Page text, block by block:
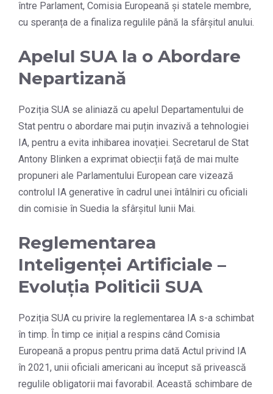
între Parlament, Comisia Europeană și statele membre,
cu speranța de a finaliza regulile până la sfârșitul anului.
Apelul SUA la o Abordare
Nepartizană
Poziția SUA se aliniază cu apelul Departamentului de
Stat pentru o abordare mai puțin invazivă a tehnologiei
IA, pentru a evita inhibarea inovației. Secretarul de Stat
Antony Blinken a exprimat obiecții față de mai multe
propuneri ale Parlamentului European care vizează
controlul IA generative în cadrul unei întâlniri cu oficiali
din comisie în Suedia la sfârșitul lunii Mai.
Reglementarea
Inteligenței Artificiale –
Evoluția Politicii SUA
Poziția SUA cu privire la reglementarea IA s-a schimbat
în timp. În timp ce inițial a respins când Comisia
Europeană a propus pentru prima dată Actul privind IA
în 2021, unii oficiali americani au început să privească
regulile obligatorii mai favorabil. Această schimbare de